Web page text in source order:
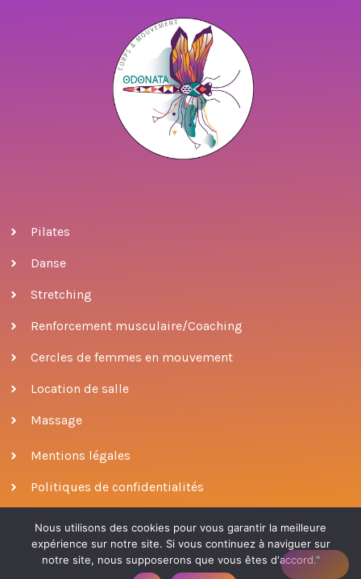
Pilates
Danse
Stretching
Renforcement musculaire/Coaching
Cercles de femmes en mouvement
Location de salle
Massage
Mentions légales
Politiques de confidentialités
© 2022 ODONATA| conçu par Patricia Escobar
Nous utilisons des cookies pour vous garantir la meilleure
expérience sur notre site. Si vous continuez à naviguer sur
notre site, nous supposerons que vous êtes d'accord."